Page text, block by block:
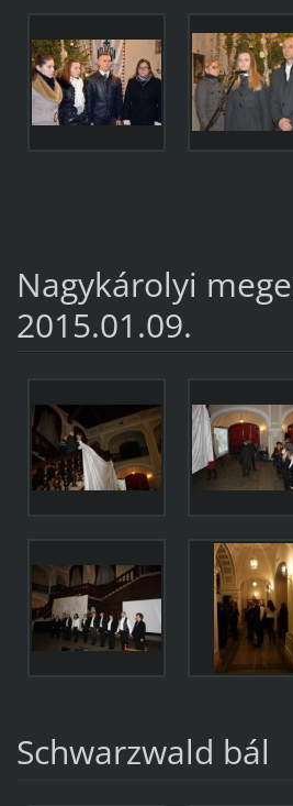
Nagykárolyi
2015.01.09.
Schwarzwald bál